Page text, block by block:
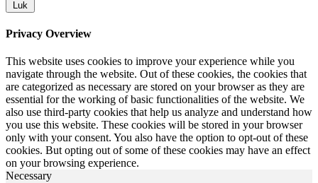
Luk
Privacy Overview
This website uses cookies to improve your experience while you
navigate through the website. Out of these cookies, the cookies that
are categorized as necessary are stored on your browser as they are
essential for the working of basic functionalities of the website. We
also use third-party cookies that help us analyze and understand how
you use this website. These cookies will be stored in your browser
only with your consent. You also have the option to opt-out of these
cookies. But opting out of some of these cookies may have an effect
on your browsing experience.
Necessary